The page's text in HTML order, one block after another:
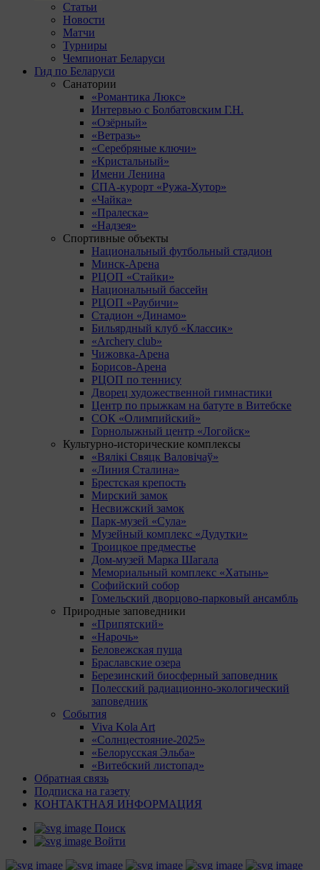
Статьи
Новости
Матчи
Турниры
Чемпионат Беларуси
Гид по Беларуси
Санатории
«Романтика Люкс»
Интервью с Болбатовским Г.Н.
«Озёрный»
«Ветразь»
«Серебряные ключи»
«Кристальный»
Имени Ленина
СПА-курорт «Ружа-Хутор»
«Чайка»
«Пралеска»
«Надзея»
Спортивные объекты
Национальный футбольный стадион
Минск-Арена
РЦОП «Стайки»
Национальный бассейн
РЦОП «Раубичи»
Стадион «Динамо»
Бильярдный клуб «Классик»
«Archery club»
Чижовка-Арена
Борисов-Арена
РЦОП по теннису
Дворец художественной гимнастики
Центр по прыжкам на батуте в Витебске
СОК «Олимпийский»
Горнолыжный центр «Логойск»
Культурно-исторические комплексы
«Вялікі Свяцк Валовічаў»
«Линия Сталина»
Брестская крепость
Мирский замок
Несвижский замок
Парк-музей «Сула»
Музейный комплекс «Дудутки»
Троицкое предместье
Дом-музей Марка Шагала
Мемориальный комплекс «Хатынь»
Софийский собор
Гомельский дворцово-парковый ансамбль
Природные заповедники
«Припятский»
«Нарочь»
Беловежская пуща
Браславские озера
Березинский биосферный заповедник
Полесский радиационно-экологический
заповедник
События
Viva Kola Art
«Солнцестояние-2025»
«Белорусская Эльба»
«Витебский листопад»
Обратная связь
Подписка на газету
КОНТАКТНАЯ ИНФОРМАЦИЯ
Поиск
Войти